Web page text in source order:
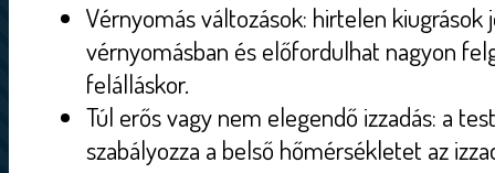
Vérnyomás változások: hirtelen
vérnyomásban és előfordulhat nagyon
felálláskor.
Túl erős vagy nem elegendő izzadás: a
szabályozza a belső hőmérsékletet az